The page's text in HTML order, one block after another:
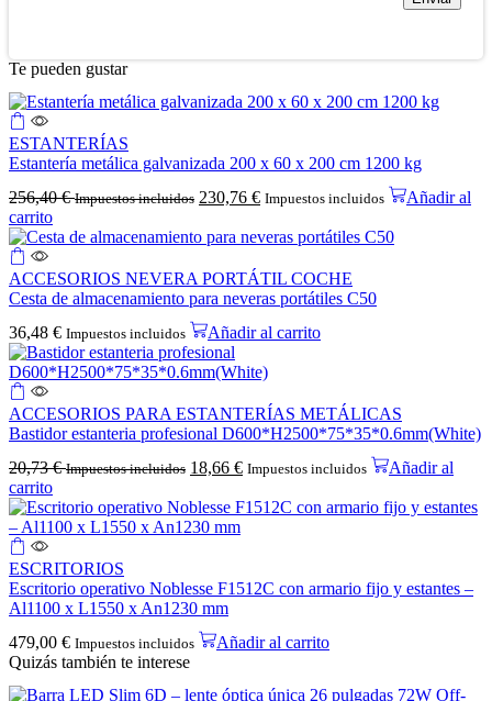
Te pueden gustar
ESTANTERÍAS
Estantería metálica galvanizada 200 x 60 x 200 cm 1200 kg
256,40€ Impuestos incluidos 230,76 € Impuestos incluidos
Añadir al
carrito
ACCESORIOS NEVERA PORTÁTIL COCHE
Cesta de almacenamiento para neveras portátiles C50
36,48 € Impuestos incluidos Añadir al carrito
ACCESORIOS PARA ESTANTERÍAS METÁLICAS
Bastidor estanteria profesional D600*H2500*75*35*0.6mm(White)
20,73€ Impuestos incluidos 18,66 € Impuestos incluidos
Añadir al
carrito
ESCRITORIOS
Escritorio operativo Noblesse F1512C con armario fijo y estantes –
Al1100 x L1550 x An1230 mm
479,00 € Impuestos incluidos
Añadir al carrito
Quizás también te interese